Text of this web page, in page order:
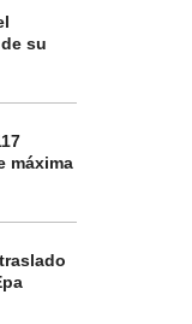
su
máxima